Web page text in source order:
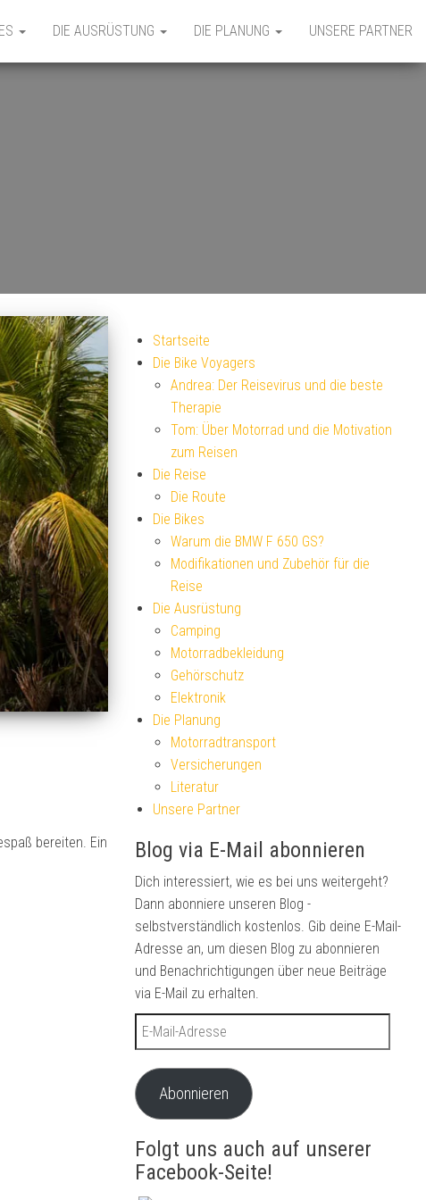
DIE AUSRÜSTUNG DIE PLANUNG UNSERE PARTNER
bereiten. Ein
Startseite
Die Bike Voyagers
Andrea: Der Reisevirus und die beste
Therapie
Tom: Über Motorrad und die Motivation
zum Reisen
Die Reise
Die Route
Die Bikes
Warum die BMW F 650 GS?
Modifikationen und Zubehör für die
Reise
Die Ausrüstung
Camping
Motorradbekleidung
Gehörschutz
Elektronik
Die Planung
Motorradtransport
Versicherungen
Literatur
Unsere Partner
Blog via E-Mail abonnieren
Dich interessiert, wie es bei uns weitergeht?
Dann abonniere unseren Blog -
selbstverständlich kostenlos. Gib deine E-Mail-
Adresse an, um diesen Blog zu abonnieren
und Benachrichtigungen über neue Beiträge
via E-Mail zu erhalten.
E-Mail-Adresse
Abonnieren
Folgt uns auch auf unserer
Facebook-Seite!